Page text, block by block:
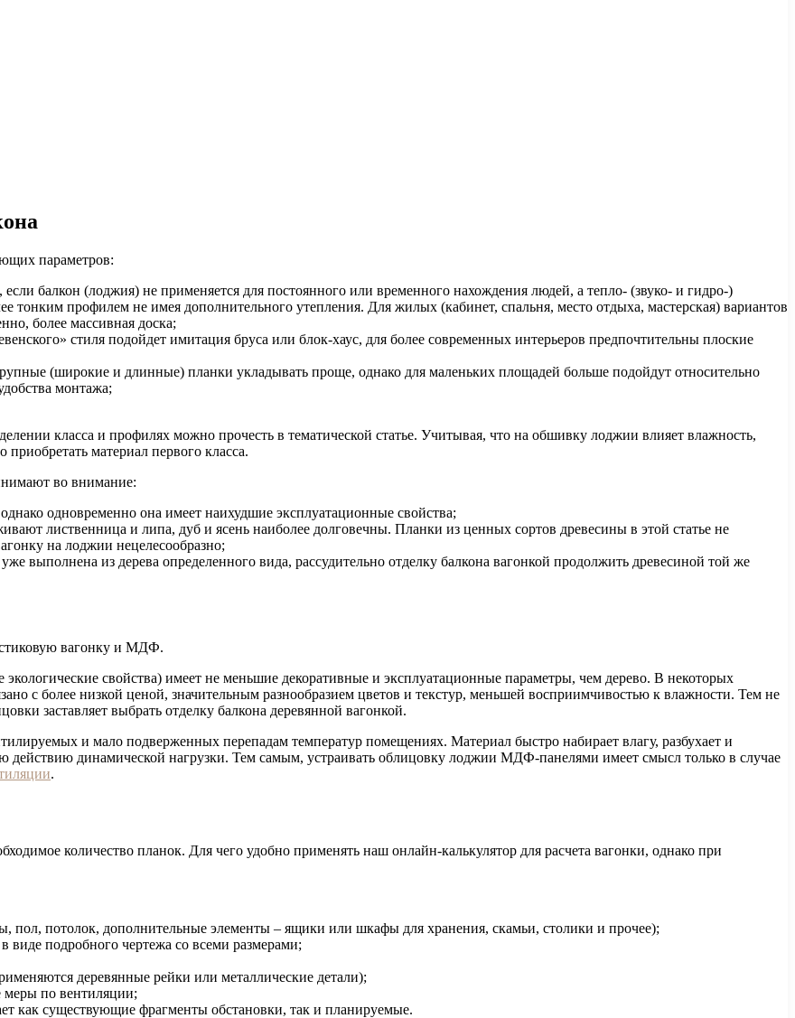
параметров:
балкон (лоджия) не применяется для постоянного или временного нахождения людей, а тепло- (звуко- и гидро-)
тонким профилем не имея дополнительного утепления. Для жилых (кабинет, спальня, место отдыха, мастерская) вариантов
более массивная доска;
стиля подойдет имитация бруса или блок-хаус, для более современных интерьеров предпочтительны плоские
(широкие и длинные) планки укладывать проще, однако для маленьких площадей больше подойдут относительно
монтажа;
класса и профилях можно прочесть в тематической статье. Учитывая, что на обшивку лоджии влияет влажность,
материал первого класса.
во внимание:
одновременно она имеет наихудшие эксплуатационные свойства;
лиственница и липа, дуб и ясень наиболее долговечны. Планки из ценных сортов древесины в этой статье не
на лоджии нецелесообразно;
выполнена из дерева определенного вида, рассудительно отделку балкона вагонкой продолжить древесиной той же
вагонку и МДФ.
свойства) имеет не меньшие декоративные и эксплуатационные параметры, чем дерево. В некоторых
с более низкой ценой, значительным разнообразием цветов и текстур, меньшей восприимчивостью к влажности. Тем не
заставляет выбрать отделку балкона деревянной вагонкой.
и мало подверженных перепадам температур помещениях. Материал быстро набирает влагу, разбухает и
действию динамической нагрузки. Тем самым, устраивать облицовку лоджии МДФ-панелями имеет смысл только в случае
.
количество планок. Для чего удобно применять наш онлайн-калькулятор для расчета вагонки, однако при
пол, потолок, дополнительные элементы – ящики или шкафы для хранения, скамьи, столики и прочее);
подробного чертежа со всеми размерами;
деревянные рейки или металлические детали);
меры по вентиляции;
как существующие фрагменты обстановки, так и планируемые.